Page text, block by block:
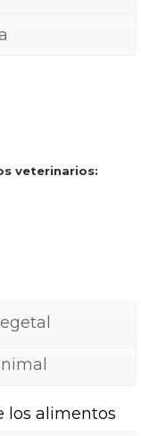
veterinarios:
los alimentos